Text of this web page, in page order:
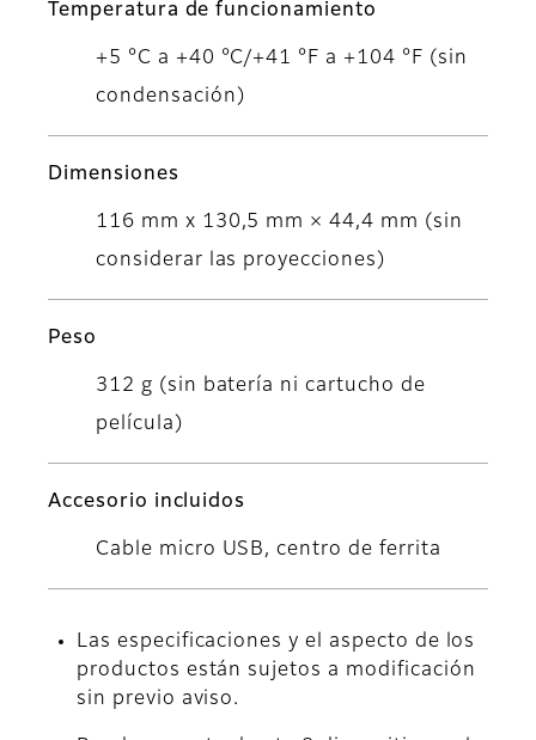
Temperatura de funcionamiento
+5 °C a +40 °C/+41 °F a +104 °F (sin
condensación)
Dimensiones
116 mm x 130,5 mm × 44,4 mm (sin
considerar las proyecciones)
Peso
312 g (sin batería ni cartucho de
película)
Accesorio incluidos
Cable micro USB, centro de ferrita
Las especificaciones y el aspecto de los
productos están sujetos a modificación
sin previo aviso.